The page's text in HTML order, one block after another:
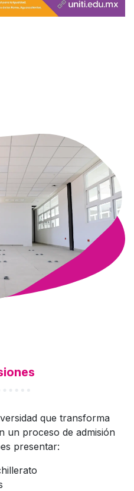
que transforma
un proceso de admisión
presentar: